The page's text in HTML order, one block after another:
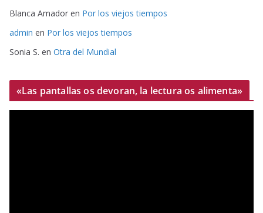
Blanca Amador en Por los viejos tiempos
admin en Por los viejos tiempos
Sonia S. en Otra del Mundial
«Las pantallas os devoran, la lectura os alimenta»